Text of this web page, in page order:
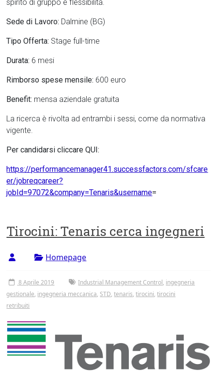
spirito di gruppo e flessibilità.
Sede di Lavoro: Dalmine (BG)
Tipo Offerta: Stage full-time
Durata: 6 mesi
Rimborso spese mensile: 600 euro
Benefit: mensa aziendale gratuita
La ricerca è rivolta ad entrambi i sessi, come da normativa
vigente.
Per candidarsi cliccare QUI:
https://performancemanager41.successfactors.com/sfcare
er/jobreqcareer?
jobId=97072&company=Tenaris&username=
Tirocini: Tenaris cerca ingegneri
Homepage
8 Aprile 2019 Industrial Management Control, ingegneria
gestionale, ingegneria meccanica, STD,tenaris,tirocini,tirocini
retribuiti